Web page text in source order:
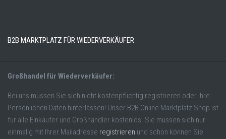
B2B MARKTPLATZ FÜR WIEDERVERKÄUFER
Großhandel für Wiederverkäufer:
Bei uns müssen Sie sich nicht kostenpflichtig registrieren oder Ihre
Persönlichen Daten hinterlassen! Unser B2B Online Marktplatz Shop ist
für alle Einkäufer und Großhändler kostenlos. Sie müssen sich nur
einmalig mit Ihrer Mailadresse registrieren und schon können Sie